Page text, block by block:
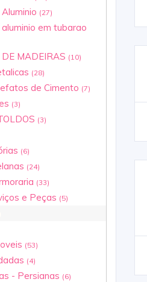
(27)
em tubarao
MADEIRAS (10)
(28)
de Cimento (7)
(3)
(3)
(6)
(24)
(33)
e Peças (5)
(53)
(4)
- Persianas (6)